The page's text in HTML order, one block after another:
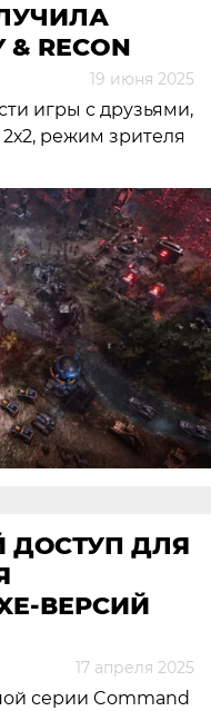
RECON
19 июня 2025
игры с друзьями,
режим зрителя
ДОСТУП ДЛЯ
ВЕРСИЙ
17 апреля 2025
серии Command